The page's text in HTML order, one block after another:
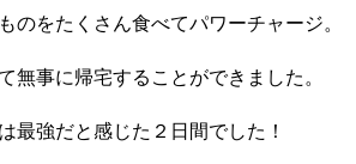
のをたくさん食べてパワーチャージ。
無事に帰宅することができました。
最強だと感じた２日間でした！